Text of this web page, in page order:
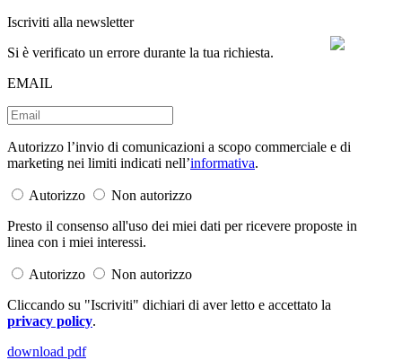
Iscriviti alla newsletter
Si è verificato un errore durante la tua richiesta.
EMAIL
Autorizzo l’invio di comunicazioni a scopo commerciale e di
marketing nei limiti indicati nell’informativa.
Autorizzo
Non autorizzo
Presto il consenso all'uso dei miei dati per ricevere proposte in
linea con i miei interessi.
Autorizzo
Non autorizzo
Cliccando su "Iscriviti" dichiari di aver letto e accettato la
privacy policy.
download pdf